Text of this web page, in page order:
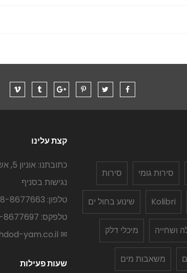
סירות גומי סירות
Kolibri שינוע בחול ים
ושחייה מיכלי דלק
משאבות מים
קצת עלינו
כתובתנו: אוניון 5, אשדוד
נגישות בסניף
טלפון: 08-8677663
טלפקס: 08-8677697
✉ info@ashdod-yam.co.il
שעות פעילות